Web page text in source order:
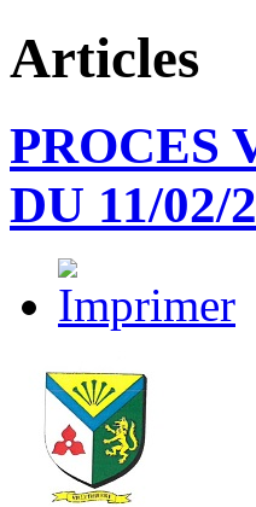
Articles
PROCES
DU 11/02/